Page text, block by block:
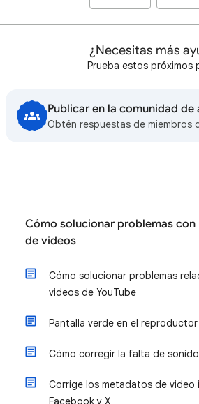
¿Necesitas más
Prueba estos próximos
Publicar en la comunidad de
Obtén respuestas de miembros
Cómo solucionar problemas
de videos
Cómo solucionar problemas
videos de YouTube
Pantalla verde en el
Cómo corregir la falta de
Corrige los metadatos de video
Facebook y X